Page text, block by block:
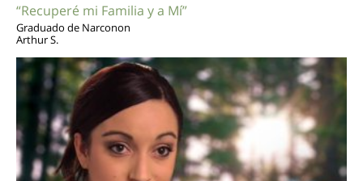
“Recuperé mi Familia y a Mí”
Graduado de Narconon
Arthur S.